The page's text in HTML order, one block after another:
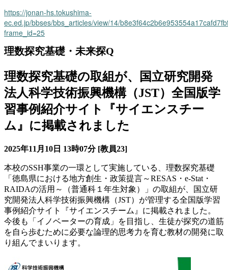
https://jonan-hs.tokushima-
ec.ed.jp/bbses/bbs_articles/view/14/
frame_id=25
理数探究基礎・未来探Q
理数探究基礎の取組が、国立研究開発
法人科学技術振興機構（JST）全国版学
習事例紹介サイト『サイエンスチー
ム』に掲載されました
2025年11月10日 13時07分 [教員23]
本校のSSH事業の一環として実施している、理数探究基礎
「徳島県における地方創生・政策提言～RESAS・e-Stat・
RAIDAの活用～（普通科１年生対象）」の取組が、国立研
究開発法人科学技術振興機構（JST）が管理する全国版学習
事例紹介サイト『サイエンスチーム』に掲載されました。
今後も「イノベーターの育成」を目指し、生徒が探究の道筋
を自ら歩むために必要な論理的思考力を育む教材の開発に取
り組んでまいります。